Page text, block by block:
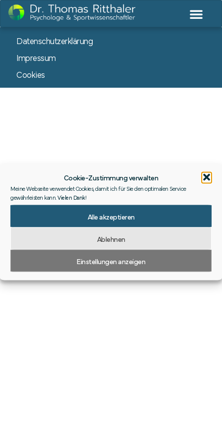
Cookie-Zustimmung verwalten
Meine Webseite verwendet Cookies, damit ich für Sie den optimalen Service
gewährleisten kann. Vielen Dank!
Alle akzeptieren
Ablehnen
Einstellungen anzeigen
Datenschutzerklärung
Impressum
Cookies